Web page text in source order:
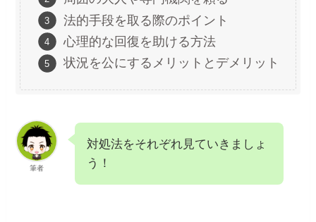
法的手段を取る際のポイント
心理的な回復を助ける方法
状況を公にするメリットとデメリット
筆者
対処法をそれぞれ見ていきましょ
う！